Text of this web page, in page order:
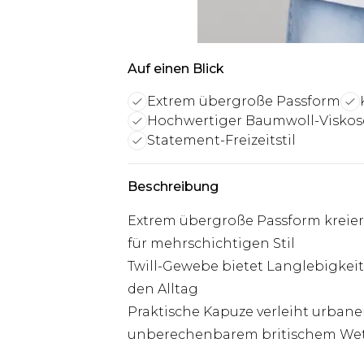
Auf einen Blick
Extrem übergroße Passform
Hochwertiger Baumwoll-
Statement-Freizeitstil
Beschreibung
Extrem übergroße Passform
für mehrschichtigen Stil
Twill-Gewebe bietet
den Alltag
Praktische Kapuze verleiht
unberechenbarem britischem